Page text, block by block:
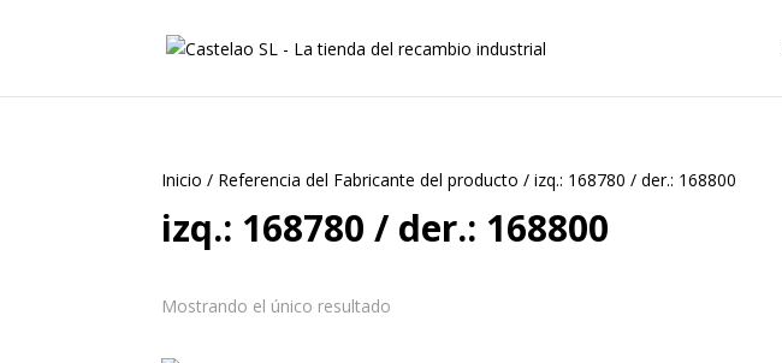
Inicio / Referencia del Fabricante del producto /izq.: 168780 / der.: 168800
izq.: 168780 / der.: 168800
Mostrando el único resultado